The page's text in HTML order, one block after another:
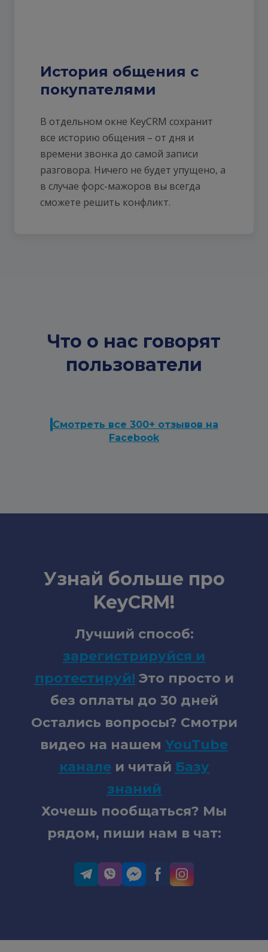
История общения с
покупателями
В отдельном окне KeyCRM сохранит
все историю общения – от дня и
времени звонка до самой записи
разговора. Ничего не будет упущено, а
в случае форс-мажоров вы всегда
сможете решить конфликт.
Что о нас говорят
пользователи
Смотреть все 300+ отзывов на
Facebook
Узнай больше про
KeyCRM!
Лучший способ:
зарегистрируйся и
протестируй! Это просто и
без оплаты до 30 дней
Остались вопросы? Смотри
видео на нашем YouTube
канале и читай Базу
знаний
Хочешь пообщаться? Мы
рядом, пиши нам в чат: